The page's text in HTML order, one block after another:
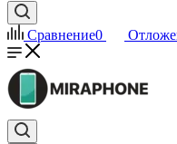
Сравнение0